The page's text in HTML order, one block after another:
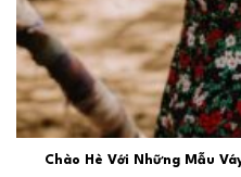
Chào Hè Với Những Mẫu